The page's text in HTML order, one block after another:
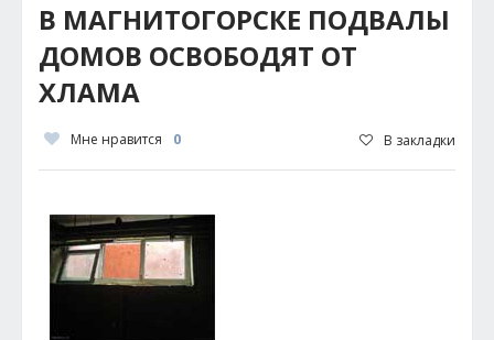
В МАГНИТОГОРСКЕ ПОДВАЛЫ
ДОМОВ ОСВОБОДЯТ ОТ
ХЛАМА
Мне нравится 0 В закладки